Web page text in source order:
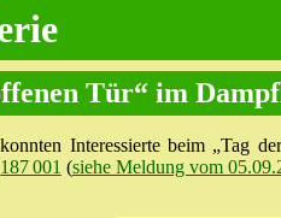
Tür“ im
Interessierte beim „Tag
187 001 (siehe Meldung vom